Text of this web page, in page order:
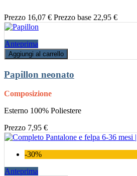
Prezzo 16,07 € Prezzo base 22,95 €
Anteprima
Aggiungi al carrello
Papillon neonato
Composizione
Esterno 100% Poliestere
Prezzo 7,95 €
-30%
Anteprima